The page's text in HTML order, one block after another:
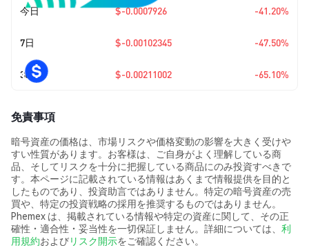
今日 $-0.0007926 -41.20%
7日 $-0.00102345 -47.50%
30日 $-0.00211002 -65.10%
免責事項
暗号資産の価格は、市場リスクや価格変動の影響を大きく受けや
すい性質があります。お客様は、ご自身がよく理解している商
品、そしてリスクを十分に把握している商品にのみ投資すべきで
す。本ページに記載されている情報はあくまで情報提供を目的と
したものであり、投資助言ではありません。特定の暗号資産の売
買や、特定の投資戦略の採用を推奨するものではありません。
Phemex は、掲載されている情報や特定の資産に関して、その正
確性・適合性・妥当性を一切保証しません。詳細については、 利
用規約およびリスク開示をご確認ください。